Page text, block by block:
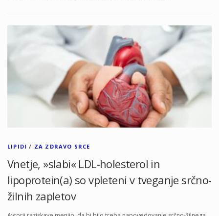
LIPIDI / ZA ZDRAVO SRCE
Vnetje, »slabi« LDL-holesterol in
lipoprotein(a) so vpleteni v tveganje srčno-
žilnih zapletov